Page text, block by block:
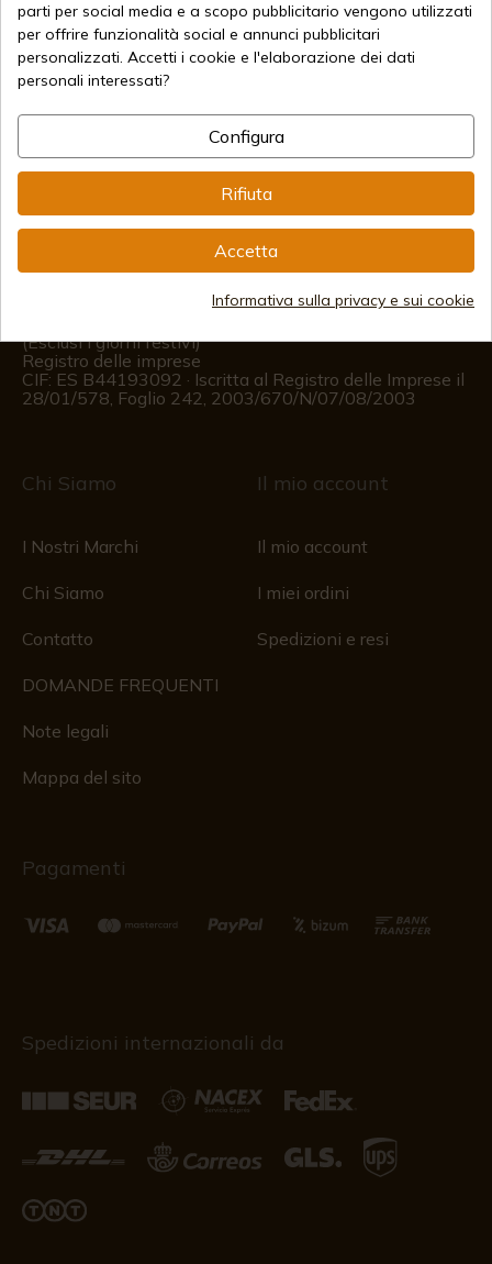
info@aceros-de-hispania.com
(+34)978 877 088
Informazioni per il cliente
(Esclusi i giorni festivi)
Registro delle imprese
CIF: ES B44193092 · Iscritta al Registro delle Imprese il
28/01/578, Foglio 242, 2003/670/N/07/08/2003
Chi Siamo
I Nostri Marchi
Chi Siamo
Contatto
DOMANDE FREQUENTI
Note legali
Mappa del sito
Il mio account
Il mio account
I miei ordini
Spedizioni e resi
Pagamenti
Spedizioni internazionali da
parti per social media e a scopo pubblicitario vengono utilizzati
per offrire funzionalità social e annunci pubblicitari
personalizzati. Accetti i cookie e l'elaborazione dei dati
personali interessati?
Configura
Rifiuta
Accetta
Informativa sulla privacy e sui cookie